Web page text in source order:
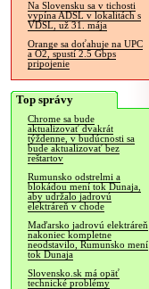
Na Slovensku sa v tichosti
vypína ADSL v lokalitách s
VDSL, už 31. mája
Orange sa doťahuje na UPC
a O2, spustí 2.5 Gbps
pripojenie
Top správy
Chrome sa bude
aktualizovať dvakrát
týždenne, v budúcnosti sa
bude aktualizovať bez
reštartov
Rumunsko odstrelmi a
blokádou mení tok Dunaja,
aby udržalo jadrovú
elektráreň v chode
Maďarsko jadrovú elektráreň
nakoniec kompletne
neodstavilo, Rumunsko mení
tok Dunaja
Slovensko.sk má opäť
technické problémy